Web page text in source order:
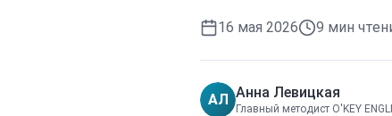
16 мая 2026 9 мин
АЛ Анна Левицкая
Главный методист O'KEY